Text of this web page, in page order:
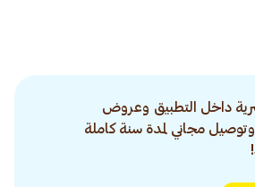
داخل التطبيق وعروض
مجاني لمدة سنة كاملة